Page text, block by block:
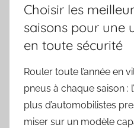
Choisir les
saisons pour une
en toute sécurité
Rouler toute l’année en
pneus à chaque saison :
plus d’automobilistes
miser sur un modèle